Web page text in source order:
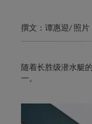
撰文：谭惠迎/ 照
随着长胜级潜水艇
一。